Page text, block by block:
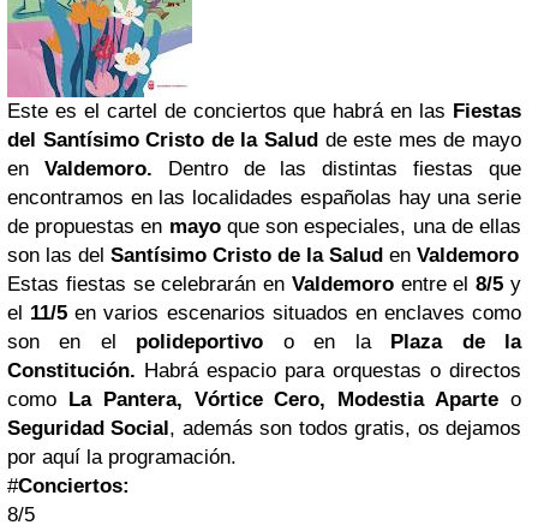
Este es el cartel de conciertos que habrá en las Fiestas
del Santísimo Cristo de la Salud de este mes de mayo
en Valdemoro. Dentro de las distintas fiestas que
encontramos en las localidades españolas hay una serie
de propuestas en mayo que son especiales, una de ellas
son las del Santísimo Cristo de la Salud en Valdemoro
Estas fiestas se celebrarán en Valdemoro entre el8/5y
el 11/5 en varios escenarios situados en enclaves como
son en el polideportivo o en la Plaza de la
Constitución. Habrá espacio para orquestas o directos
como La Pantera, Vórtice Cero, Modestia Aparteo
Seguridad Social, además son todos gratis, os dejamos
por aquí la programación.
#Conciertos:
8/5